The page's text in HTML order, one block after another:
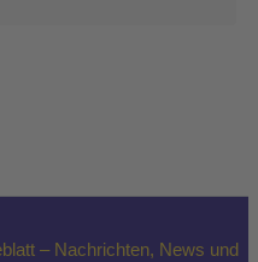
– Nachrichten, News und